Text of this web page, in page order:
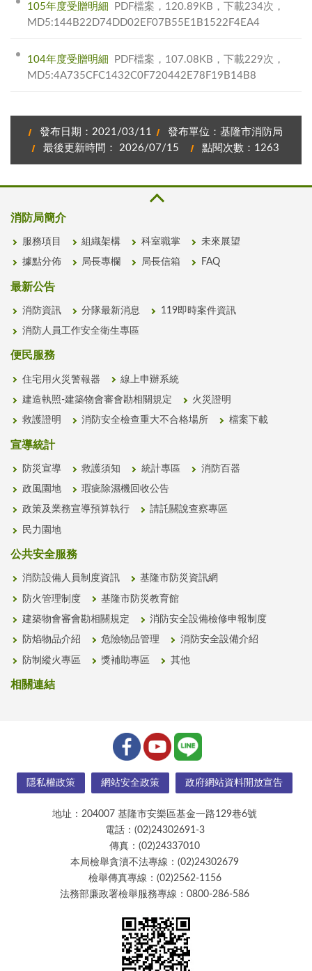
105年度受贈明細
PDF檔案，120.89KB，下載234次，
MD5:144B22D74DD02EF07B55E1B1522F4EA4
104年度受贈明細
PDF檔案，107.08KB，下載229次，
MD5:4A735CFC1432C0F720442E78F19B14B8
發布日期：2021/03/11
發布單位：基隆市消防局
最後更新時間： 2026/07/15
點閱次數：1263
消防局簡介
服務項目 組織架構 科室職掌 未來展望
據點分佈 局長專欄 局長信箱 FAQ
最新公告
消防資訊 分隊最新消息 119即時案件資訊
消防人員工作安全衛生專區
便民服務
住宅用火災警報器 線上申辦系統
建造執照-建築物會審會勘相關規定 火災證明
救護證明 消防安全檢查重大不合格場所 檔案下載
宣導統計
防災宣導 救護須知 統計專區 消防百器
政風園地 瑕疵除濕機回收公告
政策及業務宣導預算執行 請託關說查察專區
民力園地
公共安全服務
消防設備人員制度資訊 基隆市防災資訊網
防火管理制度 基隆市防災教育館
建築物會審會勘相關規定 消防安全設備檢修申報制度
防焰物品介紹 危險物品管理 消防安全設備介紹
防制縱火專區 獎補助專區 其他
相關連結
隱私權政策 網站安全政策 政府網站資料開放宣告
地址：204007 基隆市安樂區基金一路129巷6號
電話：(02)24302691-3
傳真：(02)24337010
本局檢舉貪瀆不法專線：(02)24302679
檢舉傳真專線：(02)2562-1156
法務部廉政署檢舉服務專線：0800-286-586